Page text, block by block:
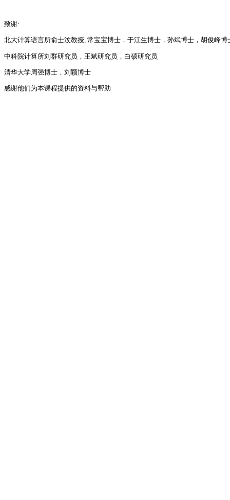
致谢:
北大计算语言所俞士汶教授, 常宝宝博士，于江生博士，孙斌博士，胡俊峰
中科院计算所刘群研究员，王斌研究员，白硕研究员
清华大学周强博士，刘颖博士
感谢他们为本课程提供的资料与帮助